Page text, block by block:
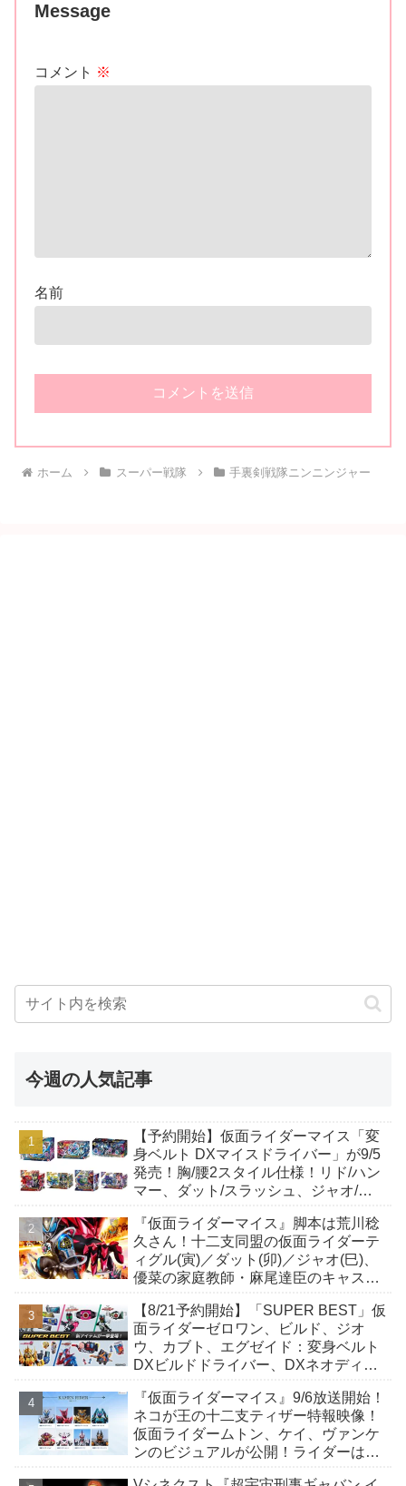
Message
コメント ※
名前
ホーム スーパー戦隊 手裏剣戦隊ニンニンジャー
今週の人気記事
【予約開始】仮面ライダーマイス「変
身ベルト DXマイスドライバー」が9/5
発売！胸/腰2スタイル仕様！リド/ハン
マー、ダット/スラッシュ、ジャオ/バ
も！
『仮面ライダーマイス』脚本は荒川稔
久さん！十二支同盟の仮面ライダーテ
ィグル(寅)／ダット(卯)／ジャオ(巳)、
優菜の家庭教師・麻尾達臣のキャスト
んも変身！
【8/21予約開始】「SUPER BEST」仮
面ライダーゼロワン、ビルド、ジオ
ウ、カブト、エグゼイド：変身ベルト
DXビルドドライバー、DXネオディケ
か12点！
『仮面ライダーマイス』9/6放送開始！
ネコが王の十二支ティザー特報映像！
仮面ライダームトン、ケイ、ヴァンケ
ンのビジュアルが公開！ライダーは子